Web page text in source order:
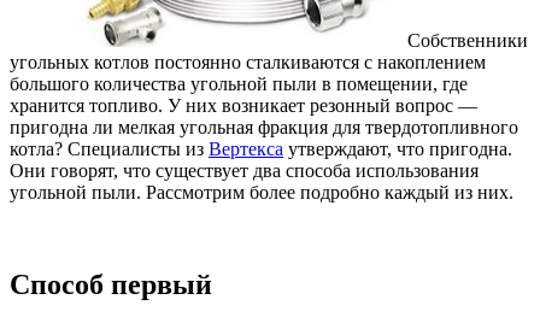
Собственники
угольных котлов постоянно сталкиваются с накоплением
большого количества угольной пыли в помещении, где
хранится топливо. У них возникает резонный вопрос —
пригодна ли мелкая угольная фракция для твердотопливного
котла? Специалисты из Вертекса утверждают, что пригодна.
Они говорят, что существует два способа использования
угольной пыли. Рассмотрим более подробно каждый из них.
Способ первый